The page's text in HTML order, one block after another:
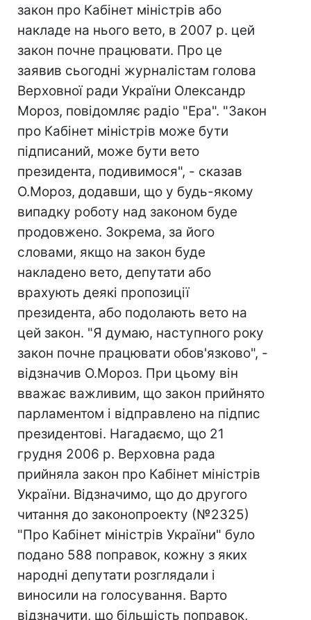
закон про Кабінет міністрів або
накладе на нього вето, в 2007 р. цей
закон почне працювати. Про це
заявив сьогодні журналістам голова
Верховної ради України Олександр
Мороз, повідомляє радіо "Ера". "Закон
про Кабінет міністрів може бути
підписаний, може бути вето
президента, подивимося", - сказав
О.Мороз, додавши, що у будь-якому
випадку роботу над законом буде
продовжено. Зокрема, за його
словами, якщо на закон буде
накладено вето, депутати або
врахують деякі пропозиції
президента, або подолають вето на
цей закон. "Я думаю, наступного року
закон почне працювати обов'язково", -
відзначив О.Мороз. При цьому він
вважає важливим, що закон прийнято
парламентом і відправлено на підпис
президентові. Нагадаємо, що 21
грудня 2006 р. Верховна рада
прийняла закон про Кабінет міністрів
України. Відзначимо, що до другого
читання до законопроекту (№2325)
"Про Кабінет міністрів України" було
подано 588 поправок, кожну з яких
народні депутати розглядали і
виносили на голосування. Варто
відзначити, що більшість поправок,